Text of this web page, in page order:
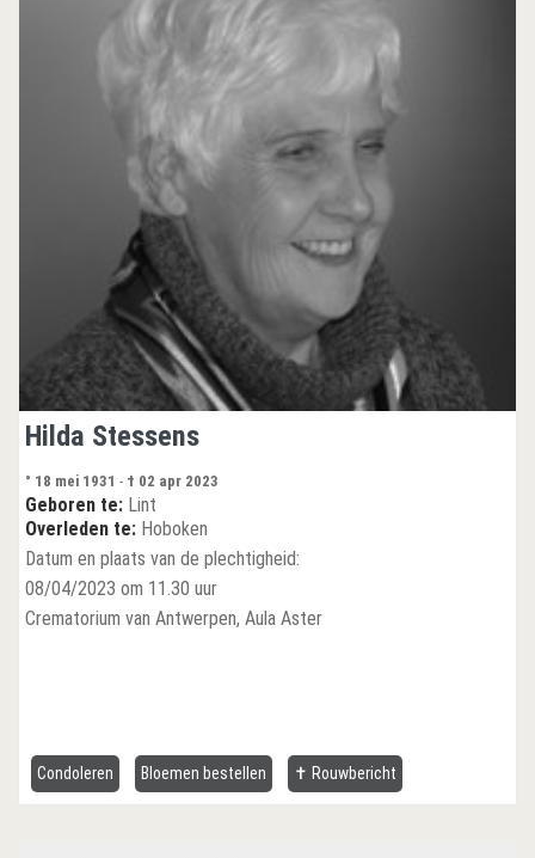
Hilda Stessens
° 18 mei 1931 - † 02 apr 2023
Geboren te: Lint
Overleden te: Hoboken
Datum en plaats van de plechtigheid:
08/04/2023 om 11.30 uur
Crematorium van Antwerpen, Aula Aster
Condoleren Bloemen bestellen ✝ Rouwbericht